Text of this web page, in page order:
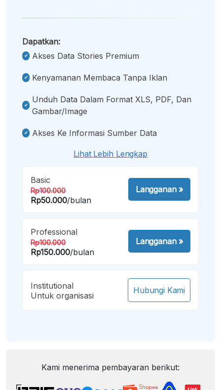
Dapatkan:
Akses Data Stories Premium
Kenyamanan Membaca Tanpa Iklan
Unduh Data Dalam Format XLS, PDF, Dan
Gambar/image
Akses Ke Informasi Sumber Data
Lihat Lebih Lengkap
Basic
Rp100.000
Rp50.000/bulan
Langganan»
Professional
Rp100.000
Rp150.000/bulan
Langganan»
Institutional
Untuk organisasi
Hubungi Kami
Kami menerima pembayaran berikut: